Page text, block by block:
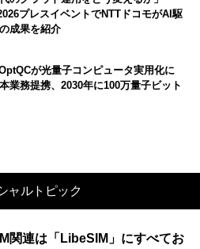
プレスイベントでNTTドコモがAI駆
成果を紹介
が光量子コンピュータ実用化に
業務提携、2030年に100万量子ビット
ャルトピック
関連は「LibeSIM」にすべてお